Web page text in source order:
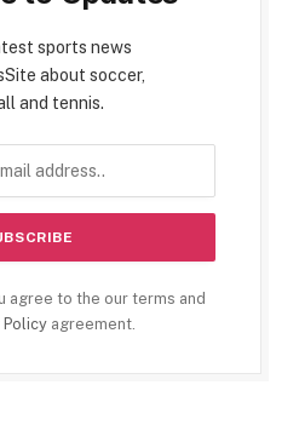
sports news
about soccer,
and tennis.
agree to the our terms and
Policyagreement.